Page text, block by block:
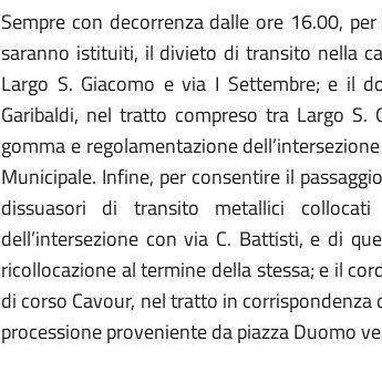
Sempre con decorrenza dalle ore 16.00,
saranno istituiti, il divieto di transito nella
Largo S. Giacomo e via I Settembre; e il
Garibaldi, nel tratto compreso tra Largo
gomma e regolamentazione
Municipale. Infine, per consentire il
dissuasori di transito metallici
dell’intersezione con via C. Battisti, e di
ricollocazione al termine della stessa; e il
di corso Cavour, nel tratto in corrispondenza
processione proveniente da piazza Duomo